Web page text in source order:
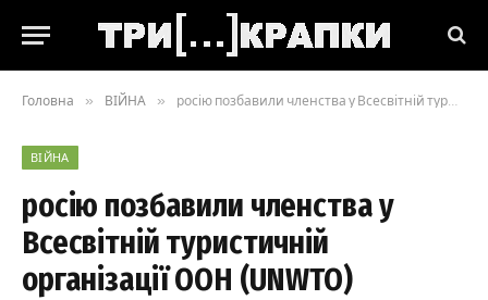
Головна » ВІЙНА » росію позбавили членства у Всесвітній туристичній організації ООН (UNWTO)
ВІЙНА
росію позбавили членства у
Всесвітній туристичній
організації ООН (UNWTO)